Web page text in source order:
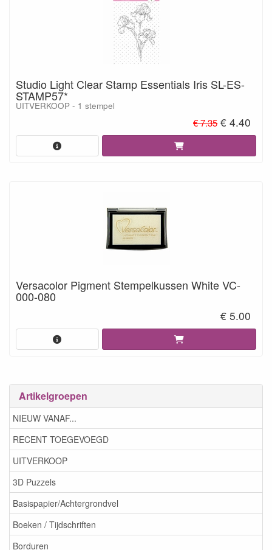
Artikelgroepen
NIEUW VANAF...
RECENT TOEGEVOEGD
UITVERKOOP
3D Puzzels
Basispapier/Achtergrondvel
Boeken / Tijdschriften
Borduren
Studio Light Clear Stamp Essentials Iris SL-ES-
STAMP57*
UITVERKOOP - 1 stempel
€ 7.35€ 4.40
Versacolor Pigment Stempelkussen White VC-
000-080
€ 5.00